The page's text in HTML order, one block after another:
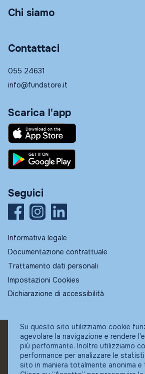
Chi siamo
Contattaci
055 24631
info@fundstore.it
Scarica l'app
Seguici
Informativa legale
Documentazione contrattuale
Trattamento dati personali
Impostazioni Cookies
Dichiarazione di accessibilità
© Fundstore
Collocatore autorizzato:
Banca Ifigest SpA
P.Iva: 04337180485
Su questo sito utilizziamo cookie
agevolare la navigazione e rendere
più performante. Inoltre utilizziamo
performance per analizzare le
sito in maniera totalmente anonima